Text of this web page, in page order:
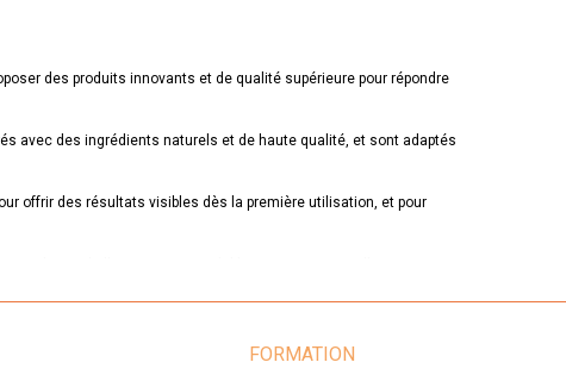
des produits innovants et de qualité supérieure pour répondre
avec des ingrédients naturels et de haute qualité, et sont adaptés
offrir des résultats visibles dès la première utilisation, et pour
et les emballages sont recyclables pour minimiser l'impact
site e-commerce dédié aux professionnels de la beauté.
FORMATION